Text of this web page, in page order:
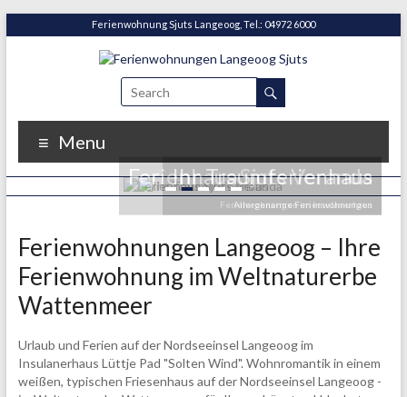
Ferienwohnung Sjuts Langeoog, Tel.: 04972 6000
Menu
Ferienhaus Sjuts Veranda
Ferienwohnungen im Insulanerhaus
Ihr Traumferienhaus
Allergenarme Ferienwohnungen
1 2 3 4 5
Ferienwohnungen Langeoog – Ihre
Ferienwohnung im Weltnaturerbe
Wattenmeer
Urlaub und Ferien auf der Nordseeinsel Langeoog im
Insulanerhaus Lüttje Pad "Solten Wind". Wohnromantik in einem
weißen, typischen Friesenhaus auf der Nordseeinsel Langeoog -